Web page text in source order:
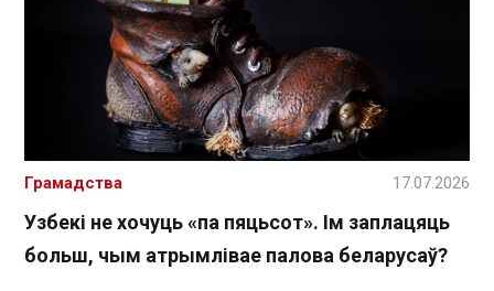
Узбекі не хочуць «па пяцьсот». Ім заплацяць
больш, чым атрымлівае палова беларусаў?
Грамадства 17.07.2026